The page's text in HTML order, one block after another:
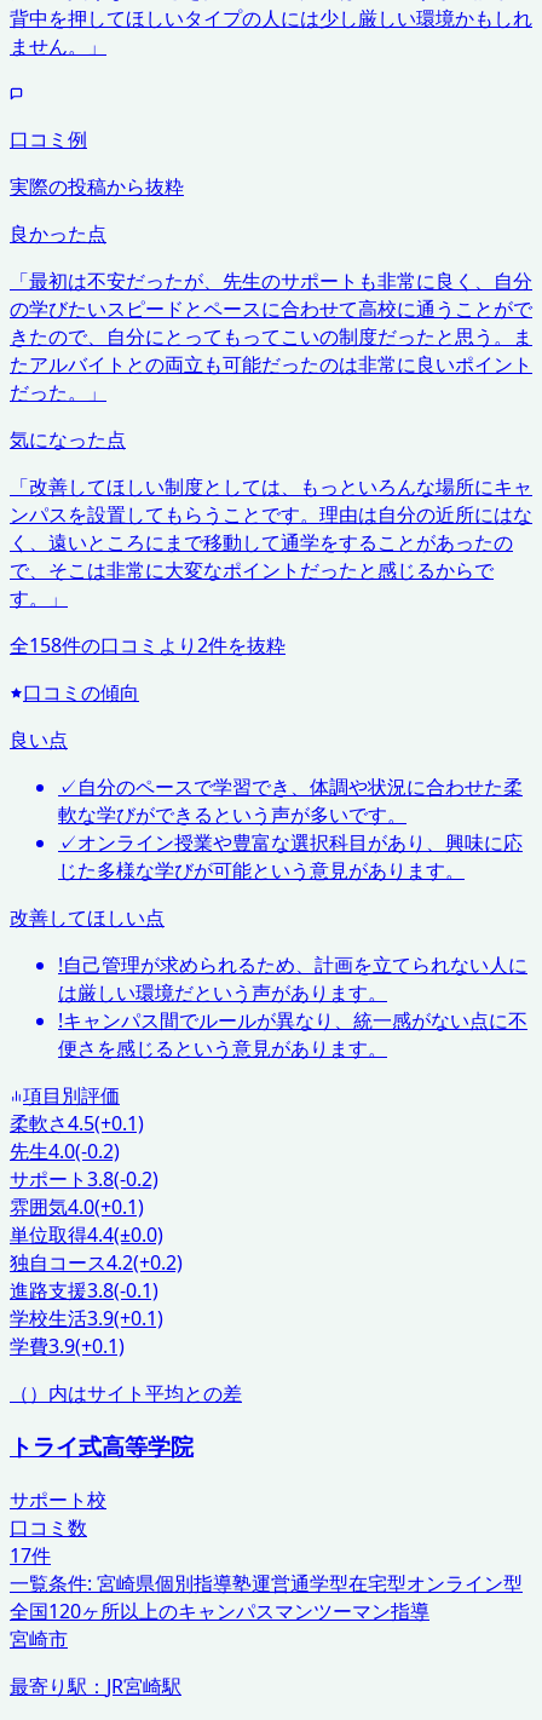
背中を押してほしいタイプの人には少し厳しい環境かもしれ
ません。
」
口コミ例
実際の投稿から抜粋
良かった点
「最初は不安だったが、先生のサポートも非常に良く、自分
の学びたいスピードとペースに合わせて高校に通うことがで
きたので、自分にとってもってこいの制度だったと思う。ま
たアルバイトとの両立も可能だったのは非常に良いポイント
だった。
」
気になった点
「改善してほしい制度としては、もっといろんな場所にキャ
ンパスを設置してもらうことです。理由は自分の近所にはな
く、遠いところにまで移動して通学をすることがあったの
で、そこは非常に大変なポイントだったと感じるからで
す。
」
全158件の口コミより2件を抜粋
口コミの傾向
良い点
✓自分のペースで学習でき、体調や状況に合わせた柔
軟な学びができるという声が多いです。
✓オンライン授業や豊富な選択科目があり、興味に応
じた多様な学びが可能という意見があります。
改善してほしい点
!自己管理が求められるため、計画を立てられない人に
は厳しい環境だという声があります。
!キャンパス間でルールが異なり、統一感がない点に不
便さを感じるという意見があります。
項目別評価
柔軟さ4.5(+0.1)
先生4.0(-0.2)
サポート3.8(-0.2)
雰囲気4.0(+0.1)
単位取得4.4(±0.0)
独自コース4.2(+0.2)
進路支援3.8(-0.1)
学校生活3.9(+0.1)
学費3.9(+0.1)
（）内はサイト平均との差
トライ式高等学院
サポート校
口コミ数
17件
一覧条件: 宮崎県個別指導塾運営通学型在宅型オンライン型
全国120ヶ所以上のキャンパスマンツーマン指導
宮崎市
最寄り駅： JR宮崎駅